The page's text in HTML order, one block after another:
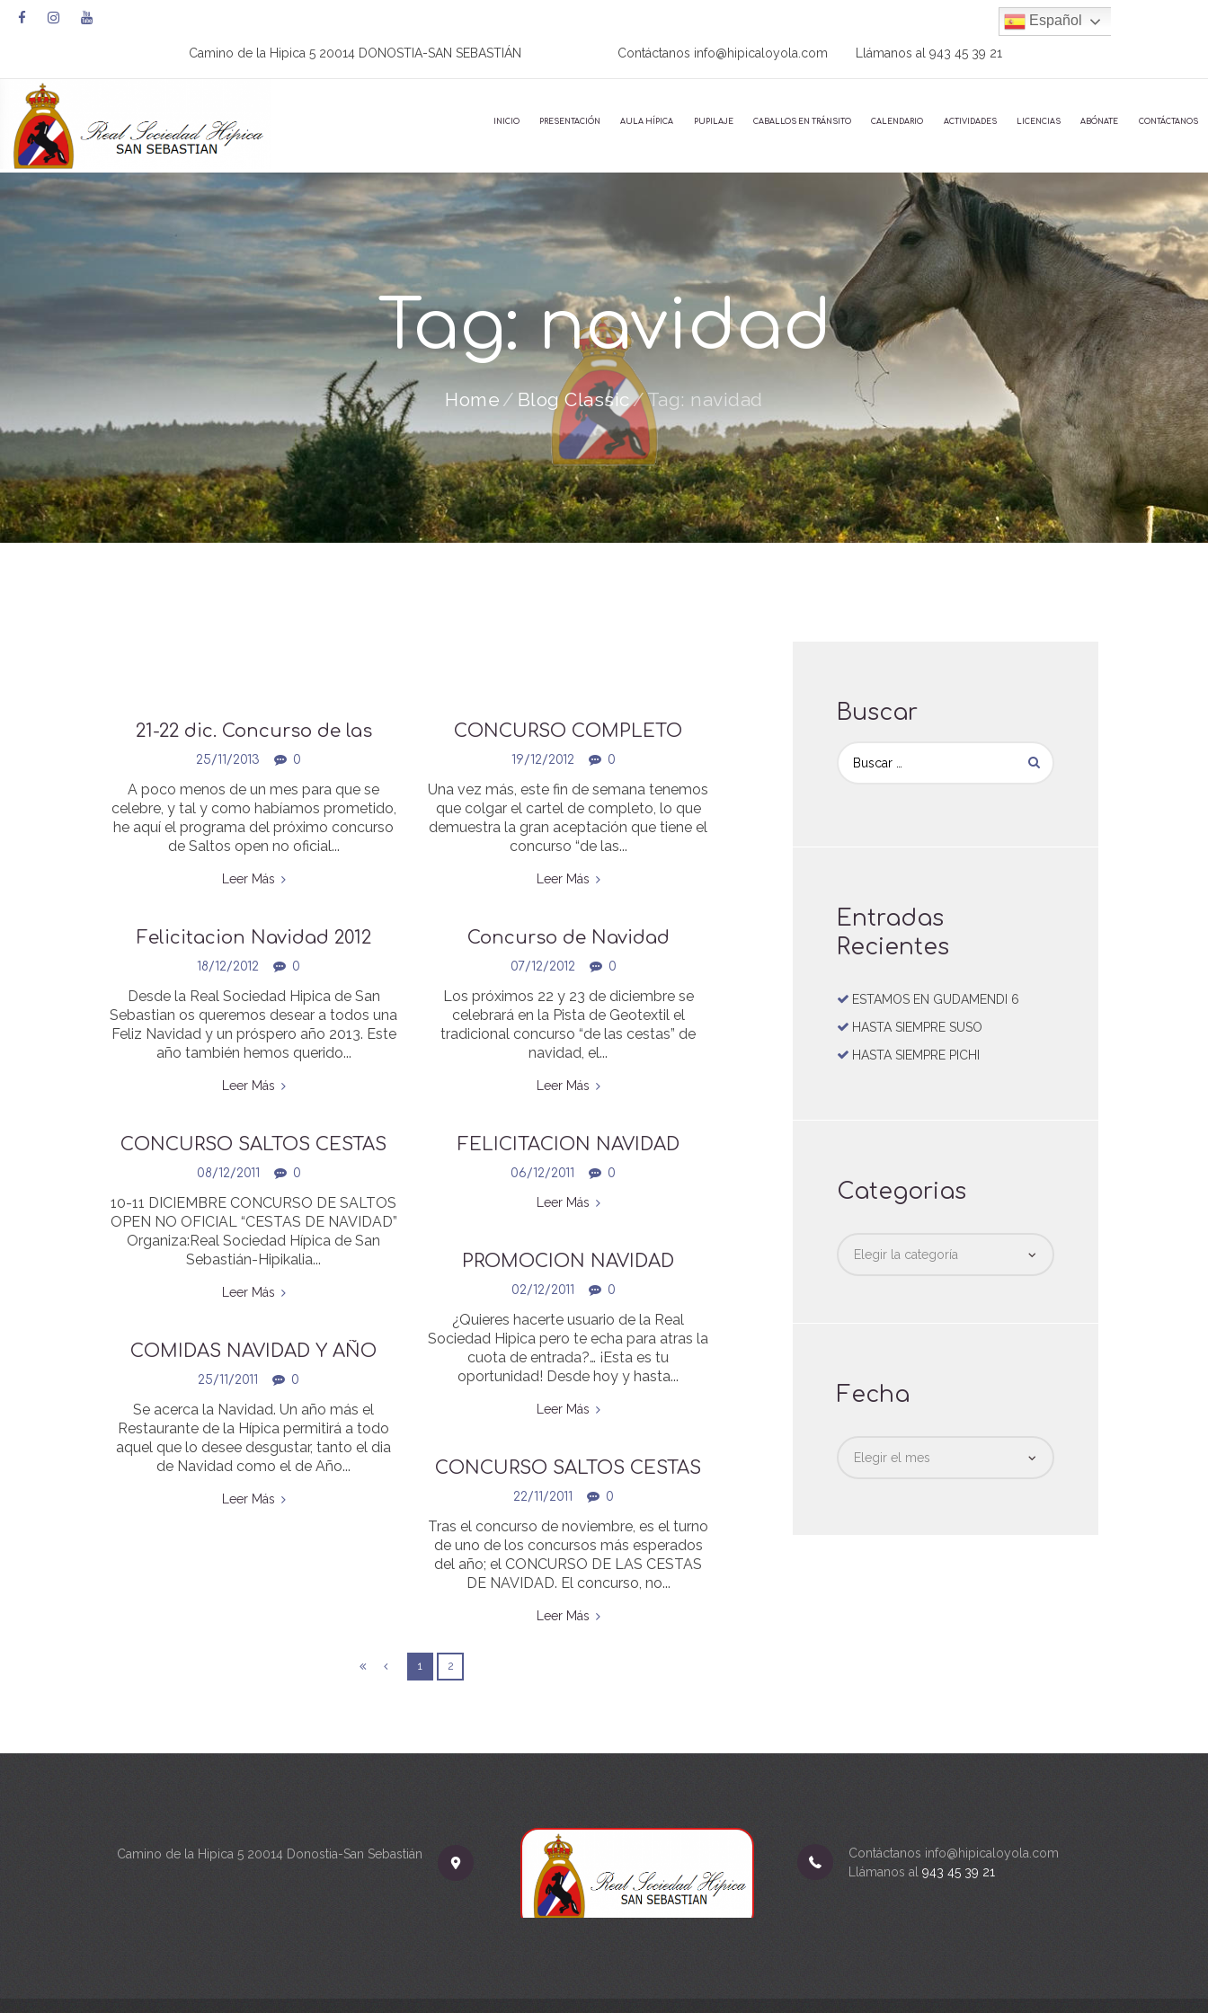
Camino de la Hipica 5 20014 DONOSTIA-SAN SEBASTIÁN Contáctanos info@hipicaloyola.com Llámanos al943 45 39 21
INICIO PRESENTACIÓN AULA HÍPICA PUPILAJE CABALLOS EN TRÁNSITO CALENDARIO ACTIVIDADES LICENCIAS ABÓNATE CONTÁCTANOS
Tag: navidad
Home Blog Classic Tag: navidad
21-22 dic. Concurso de las
Cestas de Navidad
25/11/2013 0
A poco menos de un mes para que se
celebre, y tal y como habíamos prometido,
he aquí el programa del próximo concurso
de Saltos open no oficial...
Leer Más
CONCURSO COMPLETO
19/12/2012 0
Una vez más, este fin de semana tenemos
que colgar el cartel de completo, lo que
demuestra la gran aceptación que tiene el
concurso “de las...
Leer Más
Felicitacion Navidad 2012
18/12/2012 0
Desde la Real Sociedad Hipica de San
Sebastian os queremos desear a todos una
Feliz Navidad y un próspero año 2013. Este
año también hemos querido...
Leer Más
Concurso de Navidad
07/12/2012 0
Los próximos 22 y 23 de diciembre se
celebrará en la Pista de Geotextil el
tradicional concurso “de las cestas” de
navidad, el...
Leer Más
CONCURSO SALTOS CESTAS
NAVIDAD
08/12/2011 0
10-11 DICIEMBRE CONCURSO DE SALTOS
OPEN NO OFICIAL “CESTAS DE NAVIDAD”
Organiza:Real Sociedad Hípica de San
Sebastián-Hipikalia...
Leer Más
FELICITACION NAVIDAD
06/12/2011 0
Leer Más
PROMOCION NAVIDAD
02/12/2011 0
¿Quieres hacerte usuario de la Real
Sociedad Hipica pero te echa para atras la
cuota de entrada?… ¡Esta es tu
oportunidad! Desde hoy y hasta...
Leer Más
COMIDAS NAVIDAD Y AÑO
NUEVO
25/11/2011 0
Se acerca la Navidad. Un año más el
Restaurante de la Hípica permitirá a todo
aquel que lo desee desgustar, tanto el dia
de Navidad como el de Año...
Leer Más
CONCURSO SALTOS CESTAS
NAVIDAD
22/11/2011 0
Tras el concurso de noviembre, es el turno
de uno de los concursos más esperados
del año; el CONCURSO DE LAS CESTAS
DE NAVIDAD. El concurso, no...
Leer Más
1 2
Buscar
Entradas
Recientes
ESTAMOS EN GUDAMENDI 6
HASTA SIEMPRE SUSO
HASTA SIEMPRE PICHI
Categorias
Fecha
Camino de la Hipica 5 20014 Donostia-San Sebastián
Contáctanos info@hipicaloyola.com
Llámanos al 943 45 39 21
Español